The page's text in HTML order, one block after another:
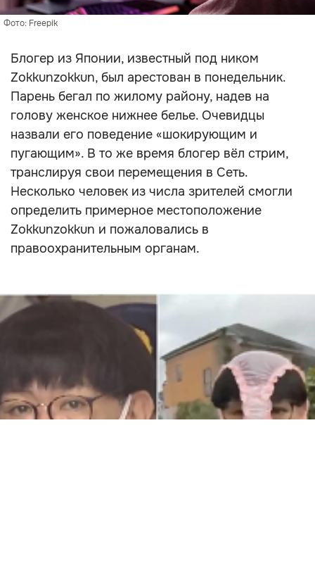
Фото: Freepik
Блогер из Японии, известный под ником
Zokkunzokkun, был арестован в понедельник.
Парень бегал по жилому району, надев на
голову женское нижнее белье. Очевидцы
назвали его поведение «шокирующим и
пугающим». В то же время блогер вёл стрим,
транслируя свои перемещения в Сеть.
Несколько человек из числа зрителей смогли
определить примерное местоположение
Zokkunzokkun и пожаловались в
правоохранительным органам.